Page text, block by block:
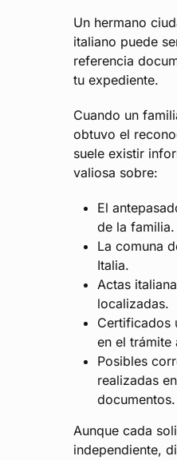
Un hermano
italiano puede
referencia
tu expediente.
Cuando un
obtuvo el
suele existir
valiosa sobre:
El
de la familia.
La comuna
Italia.
Actas
localizadas.
Certificados
en el trámite
Posibles
realizadas en
documentos.
Aunque cada
independiente,